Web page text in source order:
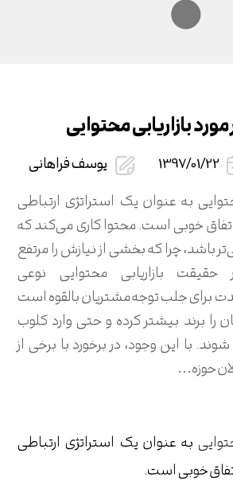
بازاریابی محتوایی
1397/01/22
یوسف فراهانی
به عنوان یک استراتژی ارتباطی
خوبی است. محتوا کاری می‌کند که
باشد، چرا که بخشی از نیازش را مرتفع
بازاریابی محتوایی نوعی
برای جلب توجه مشتریان بالقوه است
را برند بیشتر کرده و حتی وارد کلوب
شوند. با این وجود، در برخورد با برخی از
حوزه…
به عنوان یک استراتژی ارتباطی
خوبی است.